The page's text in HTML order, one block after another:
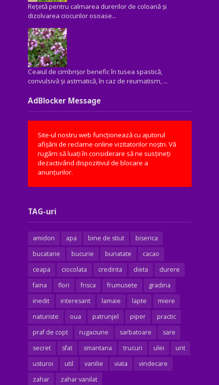
Rețetă pentru calmarea durerilor de coloană și
dizolvarea ciocurilor osoase...
Ceaiul de cimbrișor benefic în tusea spastică,
convulsivă şi astmatică, în caz de reumatism, ...
AdBlocker Message
Site-ul nostru web funcționează cu ajutorul
afișării de reclame online vizitatorilor noștri. Vă
rugăm să luați în considerare să ne susțineți
dezactivând dispozitivul de blocare a
anunțurilor.
TAG-uri
amidon apa bine de stiut
biserica
bucatarie
bucurie bunatate
cacao
ceapa
ciocolata credinta dieta
durere
faina
flori frisca frumusete
gradina
inedit
interesant lamaie lapte
miere
naturiste
oua patrunjel piper
practic
praf de copt
rugaciune sarbatoare
sare
secret
sfat smantana trucuri ulei
unt
usturoi
util vanilie viata
vindecare
zahar
zahar vanilat